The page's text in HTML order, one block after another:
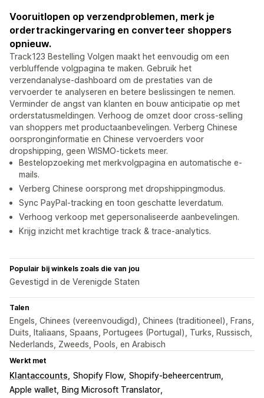
Vooruitlopen op verzendproblemen, merk je
ordertrackingervaring en converteer shoppers
opnieuw.
Track123 Bestelling Volgen maakt het eenvoudig om een
verbluffende volgpagina te maken. Gebruik het
verzendanalyse-dashboard om de prestaties van de
vervoerder te analyseren en betere beslissingen te nemen.
Verminder de angst van klanten en bouw anticipatie op met
orderstatusmeldingen. Verhoog de omzet door cross-selling
van shoppers met productaanbevelingen. Verberg Chinese
oorspronginformatie en Chinese vervoerders voor
dropshipping, geen WISMO-tickets meer.
Bestelopzoeking met merkvolgpagina en automatische e-
mails.
Verberg Chinese oorsprong met dropshippingmodus.
Sync PayPal-tracking en toon geschatte leverdatum.
Verhoog verkoop met gepersonaliseerde aanbevelingen.
Krijg inzicht met krachtige track & trace-analytics.
Populair bij winkels zoals die van jou
Gevestigd in de Verenigde Staten
Talen
Engels, Chinees (vereenvoudigd), Chinees (traditioneel), Frans,
Duits, Italiaans, Spaans, Portugees (Portugal), Turks, Russisch,
Nederlands, Zweeds, Pools, en Arabisch
Werkt met
Klantaccounts Shopify Flow Shopify-beheercentrum
Apple wallet
Bing Microsoft Translator